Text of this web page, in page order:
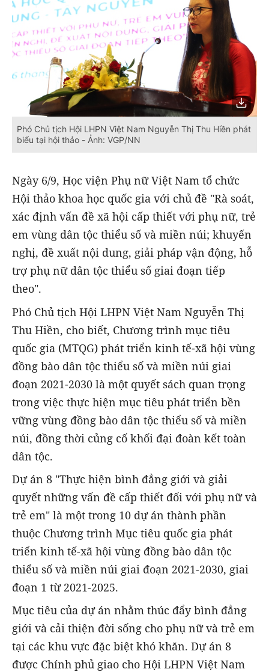
Phó Chủ tịch Hội LHPN Việt Nam Nguyễn Thị Thu Hiền phát
biểu tại hội thảo - Ảnh: VGP/NN
Ngày 6/9, Học viện Phụ nữ Việt Nam tổ chức
Hội thảo khoa học quốc gia với chủ đề "Rà soát,
xác định vấn đề xã hội cấp thiết với phụ nữ, trẻ
em vùng dân tộc thiểu số và miền núi; khuyến
nghị, đề xuất nội dung, giải pháp vận động, hỗ
trợ phụ nữ dân tộc thiểu số giai đoạn tiếp
theo".
Phó Chủ tịch Hội LHPN Việt Nam Nguyễn Thị
Thu Hiền, cho biết, Chương trình mục tiêu
quốc gia (MTQG) phát triển kinh tế-xã hội vùng
đồng bào dân tộc thiểu số và miền núi giai
đoạn 2021-2030 là một quyết sách quan trọng
trong việc thực hiện mục tiêu phát triển bền
vững vùng đồng bào dân tộc thiểu số và miền
núi, đồng thời củng cố khối đại đoàn kết toàn
dân tộc.
Dự án 8 "Thực hiện bình đẳng giới và giải
quyết những vấn đề cấp thiết đối với phụ nữ và
trẻ em" là một trong 10 dự án thành phần
thuộc Chương trình Mục tiêu quốc gia phát
triển kinh tế-xã hội vùng đồng bào dân tộc
thiểu số và miền núi giai đoạn 2021-2030, giai
đoạn 1 từ 2021-2025.
Mục tiêu của dự án nhằm thúc đẩy bình đẳng
giới và cải thiện đời sống cho phụ nữ và trẻ em
tại các khu vực đặc biệt khó khăn. Dự án 8
được Chính phủ giao cho Hội LHPN Việt Nam